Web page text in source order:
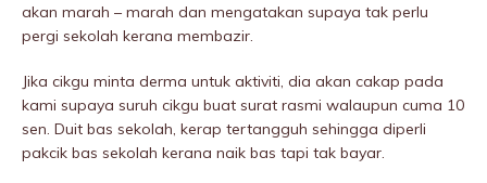
akan marah – marah dan mengatakan supaya tak perlu
pergi sekolah kerana membazir.
Jika cikgu minta derma untuk aktiviti, dia akan cakap pada
kami supaya suruh cikgu buat surat rasmi walaupun cuma 10
sen. Duit bas sekolah, kerap tertangguh sehingga diperli
pakcik bas sekolah kerana naik bas tapi tak bayar.